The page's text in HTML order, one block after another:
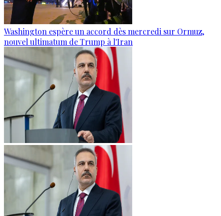
Washington espère un accord dès mercredi sur Ormuz,
nouvel ultimatum de Trump à l'Iran